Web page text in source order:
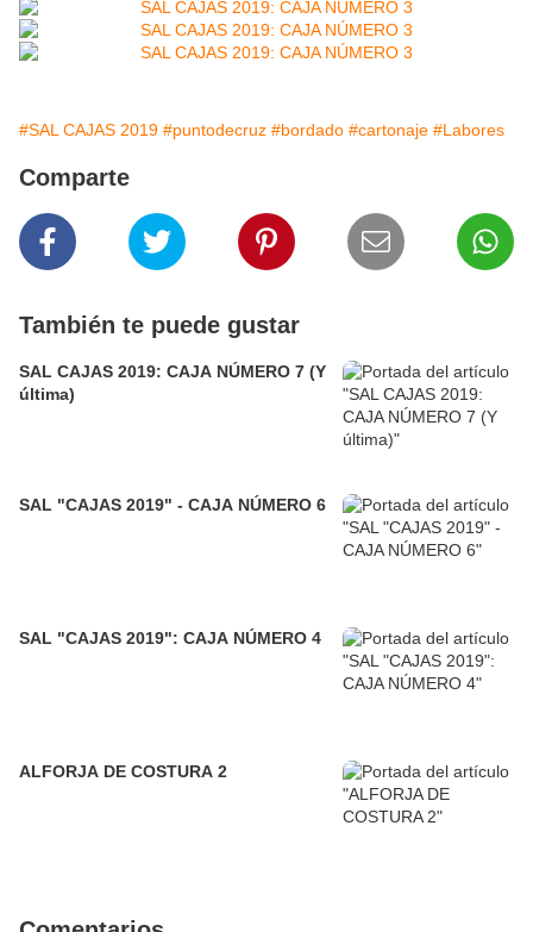
#SAL CAJAS 2019 #puntodecruz #bordado #cartonaje #Labores
Comparte
También te puede gustar
SAL CAJAS 2019: CAJA NÚMERO 7 (Y
última)
SAL "CAJAS 2019" - CAJA NÚMERO 6
SAL "CAJAS 2019": CAJA NÚMERO 4
ALFORJA DE COSTURA 2